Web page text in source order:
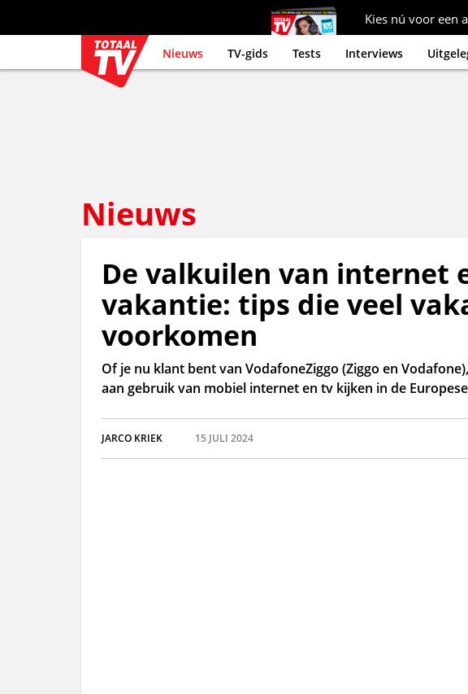
Kies nú voor een
Nieuws TV-gids Tests Interviews
Nieuws
De valkuilen van internet
vakantie: tips die veel
voorkomen
Of je nu klant bent van VodafoneZiggo (Ziggo en
aan gebruik van mobiel internet en tv kijken in de
JARCO KRIEK 15 JULI 2024